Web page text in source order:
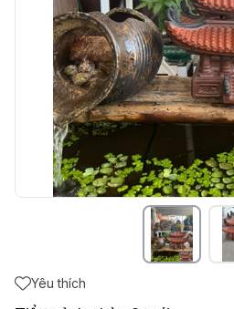
Yêu thích